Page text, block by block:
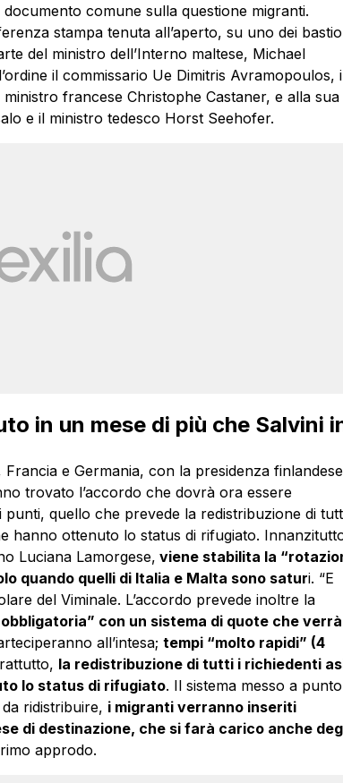
comune sulla questione migranti.
stampa tenuta all’aperto, su uno dei
del ministro dell’Interno maltese, Michael
il commissario Ue Dimitris Avramopoulos,
ministro francese Christophe Castaner, e alla sua
e il ministro tedesco Horst Seehofer.
in un mese di più che Salvini
e Germania, con la presidenza
trovato l’accordo che dovrà ora essere
quello che prevede la redistribuzione di
hanno ottenuto lo status di rifugiato.
Luciana Lamorgese, viene stabilita la
quando quelli di Italia e Malta sono saturi. “E
del Viminale. L’accordo prevede inoltre la
con un sistema di quote che verrà
all’intesa; tempi “molto rapidi” (4
la redistribuzione di tutti i richiedenti
lo status di rifugiato. Il sistema messo a punto
ridistribuire, i migranti verranno inseriti
di destinazione, che si farà carico anche
approdo.